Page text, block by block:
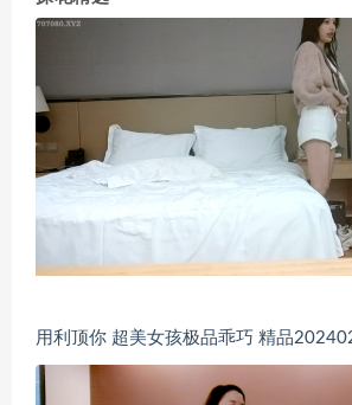
用利顶你 超美女孩极品乖巧 精品